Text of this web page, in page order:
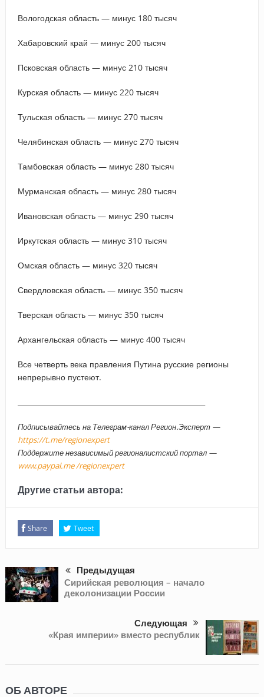
Вологодская область — минус 180 тысяч
Хабаровский край — минус 200 тысяч
Псковская область — минус 210 тысяч
Курская область — минус 220 тысяч
Тульская область — минус 270 тысяч
Челябинская область — минус 270 тысяч
Тамбовская область — минус 280 тысяч
Мурманская область — минус 280 тысяч
Ивановская область — минус 290 тысяч
Иркутская область — минус 310 тысяч
Омская область — минус 320 тысяч
Свердловская область — минус 350 тысяч
Тверская область — минус 350 тысяч
Архангельская область — минус 400 тысяч
Все четверть века правления Путина русские регионы
непрерывно пустеют.
Подписывайтесь на Телеграм-канал Регион.Эксперт —
https://t.me/regionexpert
Поддержите независимый регионалистский портал —
www.paypal.me /regionexpert
Другие статьи автора:
Share Tweet
Предыдущая
Сирийская революция – начало
деколонизации России
Следующая
«Края империи» вместо республик
ОБ АВТОРЕ